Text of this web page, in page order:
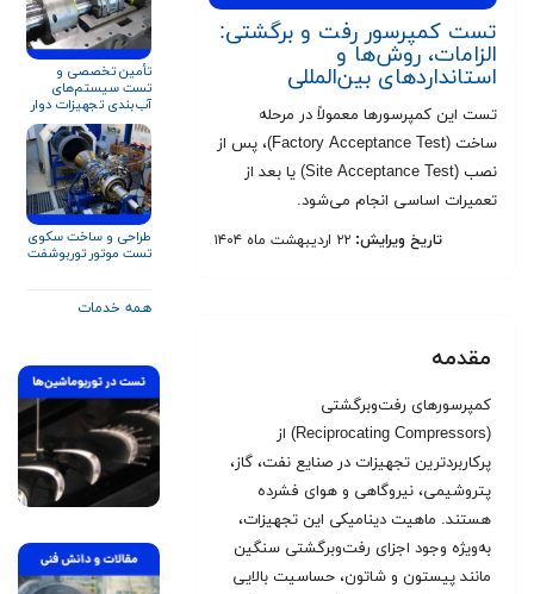
تست کمپرسور رفت‌ و برگشتی:
الزامات، روش‌ها و
استانداردهای بین‌المللی‎
تست این کمپرسورها معمولاً در مرحله
ساخت (Factory Acceptance Test)، پس از
نصب (Site Acceptance Test) یا بعد از
تعمیرات اساسی انجام می‌شود.
تاریخ ویرایش: ۲۲ اردیبهشت ماه ۱۴۰۴
مقدمه
کمپرسورهای رفت‌وبرگشتی
(Reciprocating Compressors) از
پرکاربردترین تجهیزات در صنایع نفت، گاز،
پتروشیمی، نیروگاهی و هوای فشرده
هستند. ماهیت دینامیکی این تجهیزات،
به‌ویژه وجود اجزای رفت‌وبرگشتی سنگین
مانند پیستون و شاتون، حساسیت بالایی
تأمین تخصصی و
تست سیستم‌های
آب‌بندی تجهیزات دوار
برای صنایع نفت، گاز و
پتروشیمی
طراحی و ساخت سکوی
تست موتور توربوشفت
همه خدمات